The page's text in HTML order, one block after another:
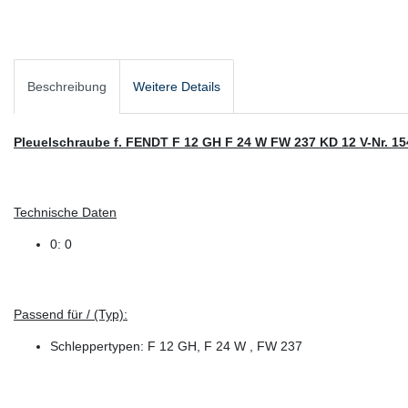
Beschreibung Weitere Details
Pleuelschraube f. FENDT F 12 GH F 24 W FW 237 KD 12 V-Nr.
Technische Daten
0: 0
Passend für / (Typ):
Schleppertypen: F 12 GH, F 24 W , FW 237